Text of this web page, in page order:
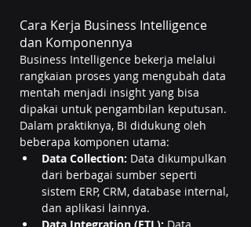
Cara Kerja Business Intelligence
dan Komponennya
Business Intelligence bekerja melalui
rangkaian proses yang mengubah data
mentah menjadi insight yang bisa
dipakai untuk pengambilan keputusan.
Dalam praktiknya, BI didukung oleh
beberapa komponen utama:
Data Collection: Data dikumpulkan
dari berbagai sumber seperti
sistem ERP, CRM, database internal,
dan aplikasi lainnya.